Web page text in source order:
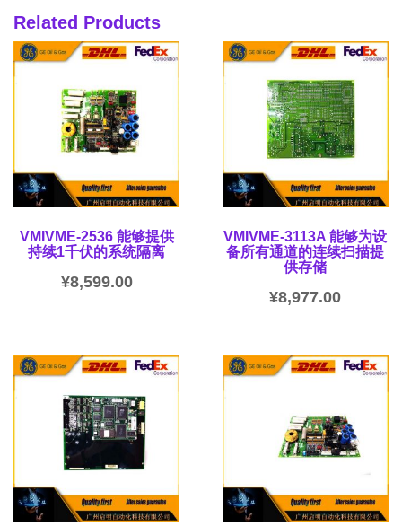
Related Products
VMIVME-2536 能够提供
持续1千伏的系统隔离
¥8,599.00
VMIVME-3113A 能够为设
备所有通道的连续扫描提
供存储
¥8,977.00